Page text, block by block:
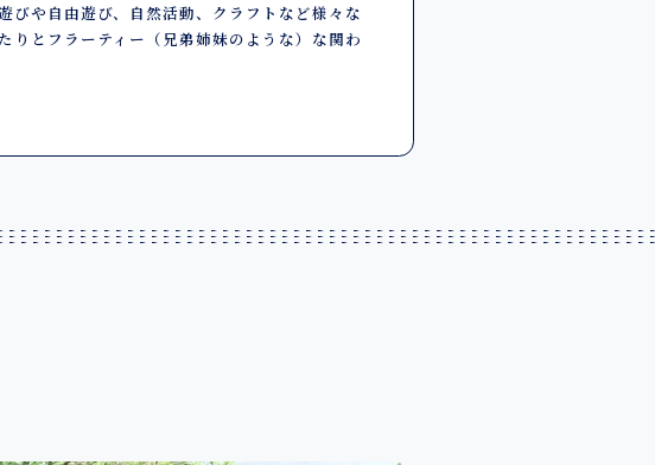
びや自由遊び、自然活動、クラフトなど様々な
りとフラーティー（兄弟姉妹のような）な関わ